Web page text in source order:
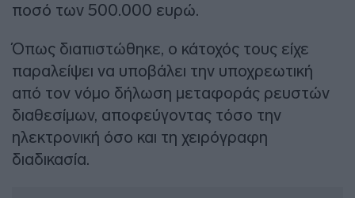
ποσό των 500.000 ευρώ.
Όπως διαπιστώθηκε, ο κάτοχός τους είχε
παραλείψει να υποβάλει την υποχρεωτική
από τον νόμο δήλωση μεταφοράς ρευστών
διαθεσίμων, αποφεύγοντας τόσο την
ηλεκτρονική όσο και τη χειρόγραφη
διαδικασία.